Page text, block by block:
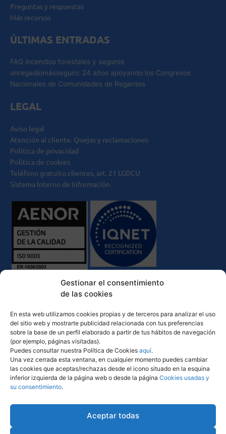
Gestionar el consentimiento
de las cookies
En esta web utilizamos cookies propias y de terceros para analizar el uso
del sitio web y mostrarte publicidad relacionada con tus preferencias
sobre la base de un perfil elaborado a partir de tus hábitos de navegación
(por ejemplo, páginas visitadas).
Puedes consultar nuestra Política de Cookies aquí.
Una vez cerrada esta ventana, en cualquier momento puedes cambiar
las cookies que aceptas/rechazas desde el icono situado en la esquina
inferior izquierda de la página web o desde la página Cookies usadas y
su consentimiento.
Aceptar todas
Preguntas y respuestas
Más recursos
ÚLTIMAS ENTRADAS
FAQ incendios forestales y seguros
unregadíomásseguro: 24 años apoyando los Congresos
Nacionales de Comunidades de Regantes
LEGAL
Aviso legal
Atención al cliente. Quejas y reclamaciones
Política de privacidad
Política de cookies
Teléfono gratuito clientes, art. 21 LGDCU
Sistema Interno de Información
Comunicación desempeño ambiental